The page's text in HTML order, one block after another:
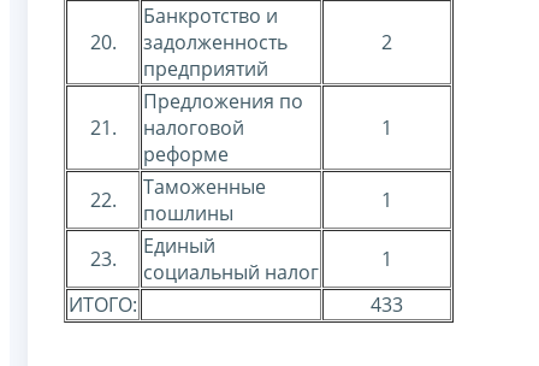
20.
Банкротство и
задолженность
предприятий
2
21.
Предложения по
налоговой
реформе
1
22.
Таможенные
пошлины
1
23.
Единый
социальный налог
1
ИТОГО:
433